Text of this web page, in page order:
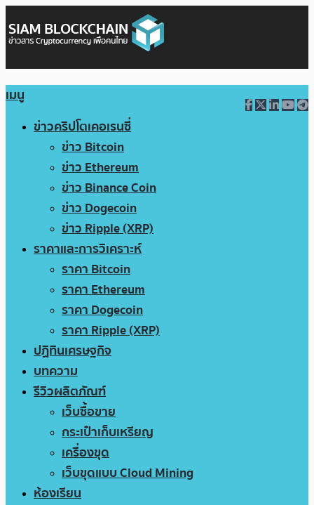
เมนู
ข่าวคริปโตเคอเรนซี่
ข่าว Bitcoin
ข่าว Ethereum
ข่าว Binance Coin
ข่าว Dogecoin
ข่าว Ripple (XRP)
ราคาและการวิเคราะห์
ราคา Bitcoin
ราคา Ethereum
ราคา Dogecoin
ราคา Ripple (XRP)
ปฏิทินเศรษฐกิจ
บทความ
รีวิวผลิตภัณฑ์
เว็บซื้อขาย
กระเป๋าเก็บเหรียญ
เครื่องขุด
เว็บขุดแบบ Cloud Mining
ห้องเรียน